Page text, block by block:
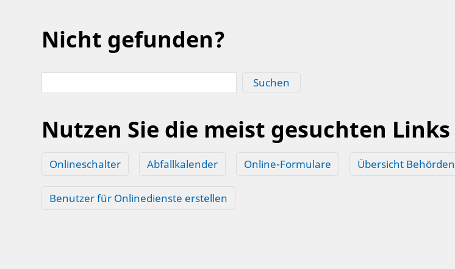
Nicht gefunden?
Suchen
Nutzen Sie die meist gesuchten Links
Onlineschalter Abfallkalender Online-Formulare Übersicht Behörden
Benutzer für Onlinedienste erstellen